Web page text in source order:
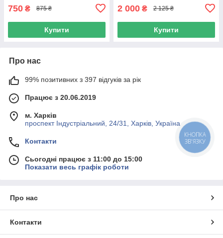
750 ₴ 875 ₴
Купити
2 000 ₴ 2 125 ₴
Купити
Про нас
99% позитивних з 397 відгуків за рік
Працює з 20.06.2019
м. Харків
проспект Індустріальний, 24/31, Харків, Україна
Контакти
Сьогодні працює з 11:00 до 15:00
Показати весь графік роботи
Про нас
Контакти
КНОПКА
ЗВ'ЯЗКУ